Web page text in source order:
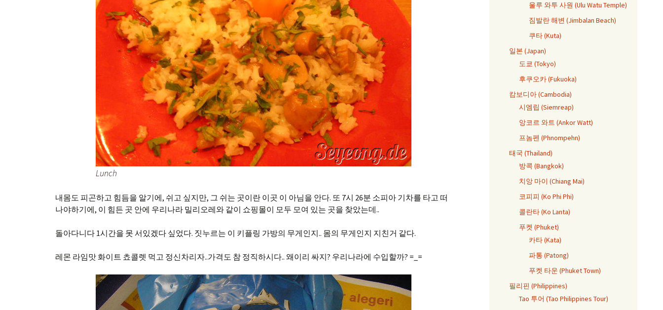
Lunch
내몸도 피곤하고 힘듬을 알기에, 쉬고 싶지만, 그 쉬는 곳이란 이곳 이 아님을 안다. 또 7시 26분 소피아 기차를 타고 떠
나야하기에, 이 힘든 곳 안에 우리나라 밀리오레와 같이 쇼핑몰이 모두 모여 있는 곳을 찾았는데..
돌아다니다 1시간을 못 서있겠다 싶었다. 짓누르는 이 키플링 가방의 무게인지.. 몸의 무게인지 지친거 같다.
레몬 라임맛 화이트 쵸콜렛 먹고 정신차리자..가격도 참 정직하시다.. 왜이리 싸지? 우리나라에 수입할까? =_=
울루 와투 사원 (Ulu Watu Temple)
짐발란 해변 (Jimbalan Beach)
쿠타 (Kuta)
일본 (Japan)
도쿄 (Tokyo)
후쿠오카 (Fukuoka)
캄보디아 (Cambodia)
시엠립 (Siemreap)
앙코르 와트 (Ankor Watt)
프놈펜 (Phnompehn)
태국 (Thailand)
방콕 (Bangkok)
치앙 마이 (Chiang Mai)
코피피 (Ko Phi Phi)
콜란타 (Ko Lanta)
푸켓 (Phuket)
카타 (Kata)
파통 (Patong)
푸켓 타운 (Phuket Town)
필리핀 (Philippines)
Tao 투어 (Tao Philippines Tour)